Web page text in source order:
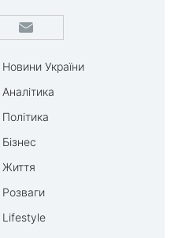
Новини України
Аналітика
Політика
Бізнес
Життя
Розваги
Lifestyle